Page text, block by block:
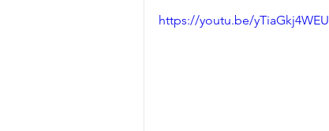
https://youtu.be/yTiaGkj4WEU